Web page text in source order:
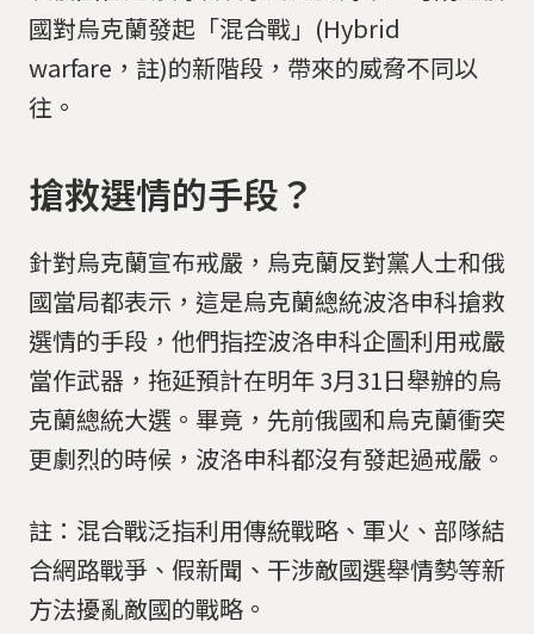
國對烏克蘭發起「混合戰」(Hybrid
warfare，註)的新階段，帶來的威脅不同以
往。
搶救選情的手段？
針對烏克蘭宣布戒嚴，烏克蘭反對黨人士和俄
國當局都表示，這是烏克蘭總統波洛申科搶救
選情的手段，他們指控波洛申科企圖利用戒嚴
當作武器，拖延預計在明年 3月31日舉辦的烏
克蘭總統大選。畢竟，先前俄國和烏克蘭衝突
更劇烈的時候，波洛申科都沒有發起過戒嚴。
註：混合戰泛指利用傳統戰略、軍火、部隊結
合網路戰爭、假新聞、干涉敵國選舉情勢等新
方法擾亂敵國的戰略。